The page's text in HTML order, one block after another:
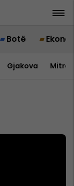
Botë
Gjakova